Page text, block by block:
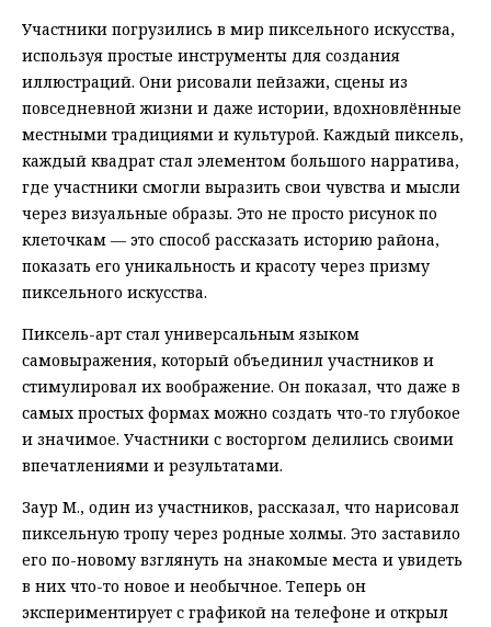
Участники погрузились в мир пиксельного искусства,
используя простые инструменты для создания
иллюстраций. Они рисовали пейзажи, сцены из
повседневной жизни и даже истории, вдохновлённые
местными традициями и культурой. Каждый пиксель,
каждый квадрат стал элементом большого нарратива,
где участники смогли выразить свои чувства и мысли
через визуальные образы. Это не просто рисунок по
клеточкам — это способ рассказать историю района,
показать его уникальность и красоту через призму
пиксельного искусства.
Пиксель-арт стал универсальным языком
самовыражения, который объединил участников и
стимулировал их воображение. Он показал, что даже в
самых простых формах можно создать что-то глубокое
и значимое. Участники с восторгом делились своими
впечатлениями и результатами.
Заур М., один из участников, рассказал, что нарисовал
пиксельную тропу через родные холмы. Это заставило
его по-новому взглянуть на знакомые места и увидеть
в них что-то новое и необычное. Теперь он
экспериментирует с графикой на телефоне и открыл